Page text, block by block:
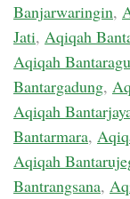
Banjarwaringin,
Jati, Aqiqah
Aqiqah
Bantargadung,
Aqiqah
Bantarmara,
Aqiqah
Bantrangsana,